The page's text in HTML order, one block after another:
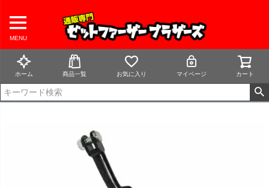
MENU
ホーム 商品一覧 お気に入り マイページ カート